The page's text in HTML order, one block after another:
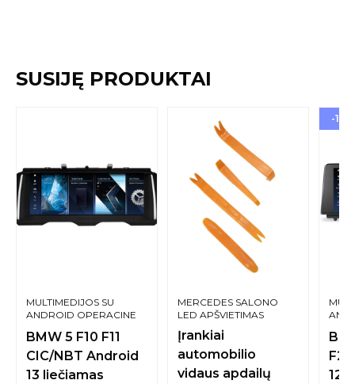
SUSIJĘ PRODUKTAI
MULTIMEDIJOS SU
ANDROID OPERACINE
BMW 5 F10 F11
CIC/NBT Android
13 liečiamas
MERCEDES SALONO
LED APŠVIETIMAS
Įrankiai
automobilio
vidaus apdailų
-19%
12